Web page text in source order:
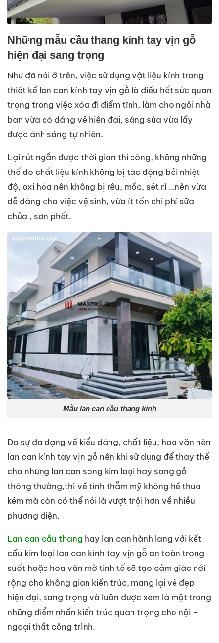
Những mẫu cầu thang kính tay vịn gỗ
hiện đại sang trọng
Như đã nói ở trên, việc sử dụng vật liệu kính trong
thiết kế lan can kính tay vịn gỗ là điều hết sức quan
trọng trong việc xóa đi điểm tĩnh, làm cho ngôi nhà
bạn vừa có dáng vẻ hiện đại, sáng sủa vừa lấy
được ánh sáng tự nhiên.
Lại rút ngắn được thời gian thi công, không những
thế do chất liệu kính không bị tác động bởi nhiệt
độ, oxi hóa nên không bị rêu, mốc, sét rỉ …nên vừa
dễ dàng cho việc vệ sinh, vừa ít tốn chi phí sữa
chửa , sơn phết.
Mẫu lan can cầu thang kính
Do sự đa dạng về kiểu dáng, chất liệu, hoa văn nên
lan can kính tay vịn gỗ nên khi sử dụng để thay thế
cho những lan can song kim loại hay song gỗ
thông thường,thì về tính thẫm mỹ không hề thua
kém mà còn có thể nói là vượt trội hơn về nhiều
phương diện.
Lan can cầu thang hay lan can hành lang với kết
cấu kim loại lan can kính tay vịn gỗ an toàn trong
suốt hoặc hoa văn mờ tinh tế sẽ tạo cảm giác nới
rộng cho không gian kiến trúc, mang lại vẻ đẹp
hiện đại, sang trọng và luôn được xem là một trong
những điểm nhấn kiến trúc quan trọng cho nội –
ngoại thất công trình.